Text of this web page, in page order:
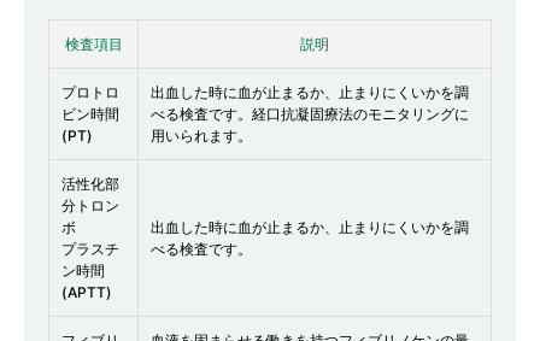
検査項目 説明
プロトロ
ビン時間
(PT)
出血した時に血が止まるか、止まりにくいかを調
べる検査です。経口抗凝固療法のモニタリングに
用いられます。
活性化部
分トロン
ボ
プラスチ
ン時間
(APTT)
出血した時に血が止まるか、止まりにくいかを調
べる検査です。